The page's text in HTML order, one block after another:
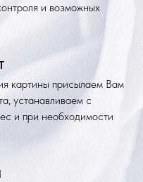
и возможных
картины присылаем Вам
устанавливаем с
и при необходимости